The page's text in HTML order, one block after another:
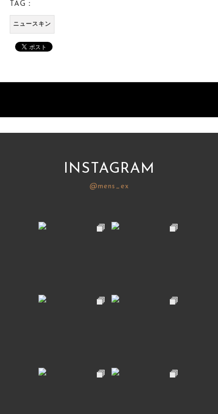
TAG：
ニュースキン
INSTAGRAM
@mens_ex